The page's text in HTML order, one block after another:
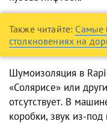
Также читайте: Самые
столкновениях на
Шумоизоляция в
«Солярисе» или
отсутствует. В
коробки, звук из-